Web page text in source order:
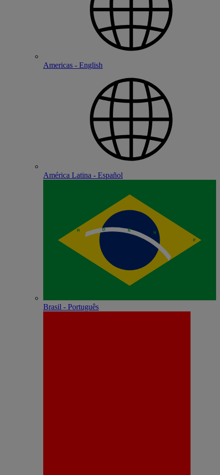
Americas - English
América Latina - Español
Brasil - Português